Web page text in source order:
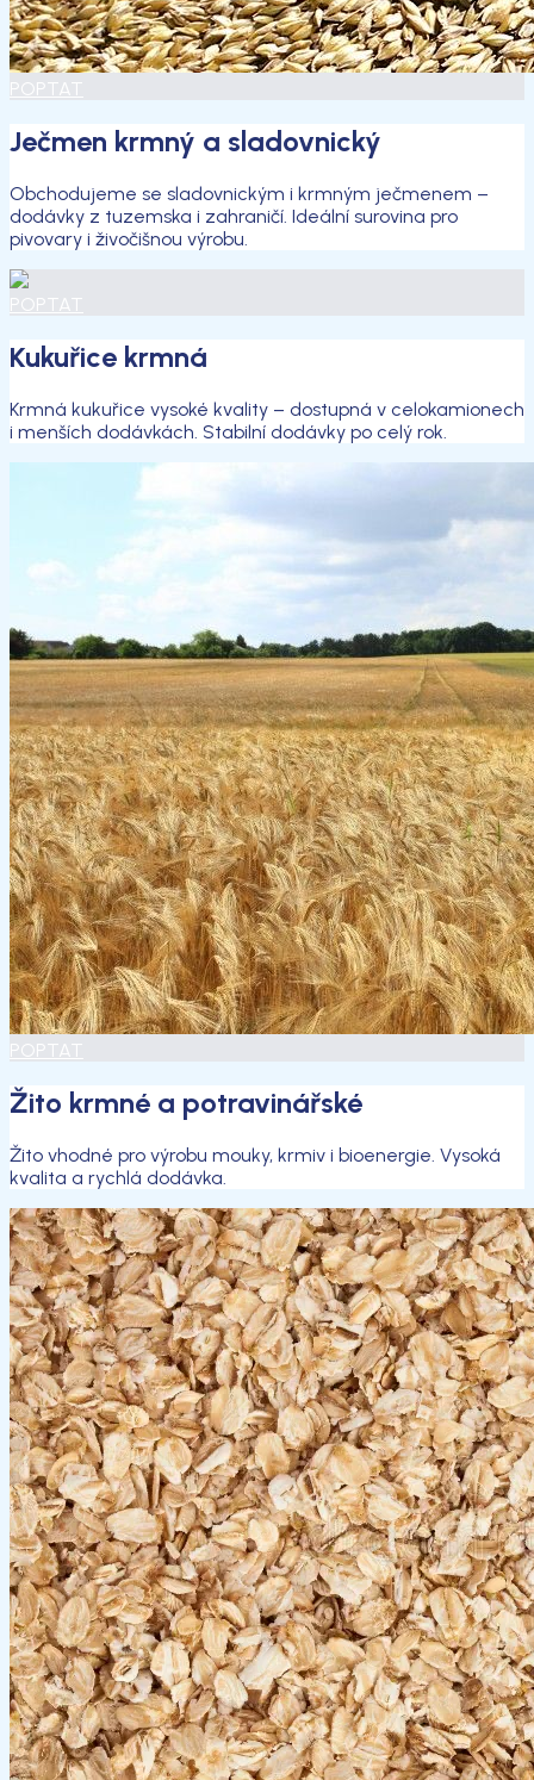
POPTAT
Ječmen krmný a sladovnický
Obchodujeme se sladovnickým i krmným ječmenem –
dodávky z tuzemska i zahraničí. Ideální surovina pro
pivovary i živočišnou výrobu.
POPTAT
Kukuřice krmná
Krmná kukuřice vysoké kvality – dostupná v celokamionech
i menších dodávkách. Stabilní dodávky po celý rok.
POPTAT
Žito krmné a potravinářské
Žito vhodné pro výrobu mouky, krmiv i bioenergie. Vysoká
kvalita a rychlá dodávka.